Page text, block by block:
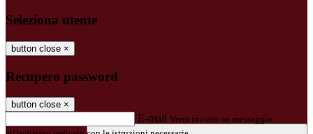
Seleziona utente
button close ×
Recupero password
button close ×
E-mail Verrà inviato un messaggio